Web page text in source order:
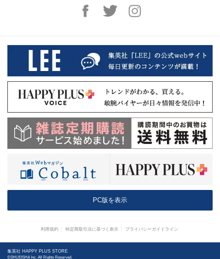
PC版を表示
利用規約 特定商取引法に基づく表示 プライバシーガイドライン
集英社 HAPPY PLUS STORE
©SHUEISHA Inc. All Rights Reserved.